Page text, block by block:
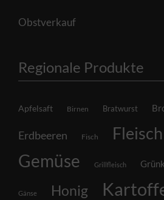
Obstverkauf
Regionale Produkte
Apfelsaft Birnen Bratwurst
Erdbeeren Fisch Fleisch
Gemüse Grillfleisch
Gänse Honig